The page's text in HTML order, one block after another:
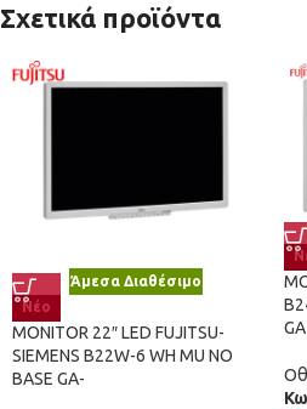
Σχετικά προϊόντα
Άμεσα Διαθέσιμο
Νέο
MONITOR 22″ LED FUJITSU-
SIEMENS B22W-6 WH MU NO
BASE GA-
GA